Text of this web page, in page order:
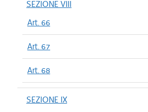
SEZIONE VIII
Art. 66
Art. 67
Art. 68
SEZIONE IX